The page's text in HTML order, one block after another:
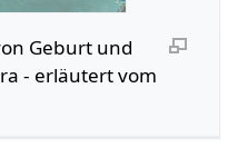
Geburt und
- erläutert vom